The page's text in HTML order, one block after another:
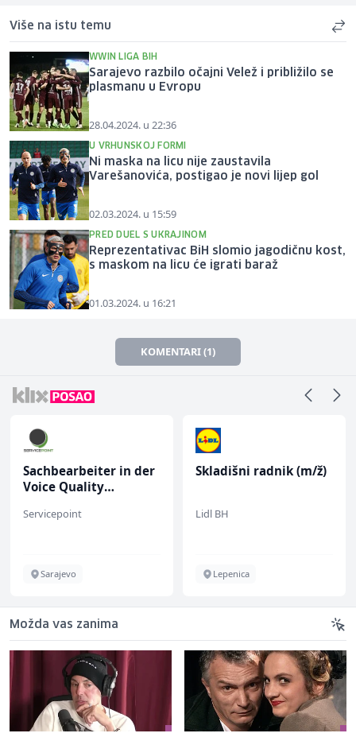
Više na istu temu
WWIN LIGA BIH
Sarajevo razbilo očajni Velež i približilo se
plasmanu u Evropu
28.04.2024. u 22:36
U VRHUNSKOJ FORMI
Ni maska na licu nije zaustavila
Varešanovića, postigao je novi lijep gol
02.03.2024. u 15:59
PRED DUEL S UKRAJINOM
Reprezentativac BiH slomio jagodičnu kost,
s maskom na licu će igrati baraž
01.03.2024. u 16:21
KOMENTARI (1)
Sachbearbeiter in der
Voice Quality
Servicepoint
Sarajevo
Skladišni radnik (m/ž)
Lidl BH
Lepenica
Možda vas zanima